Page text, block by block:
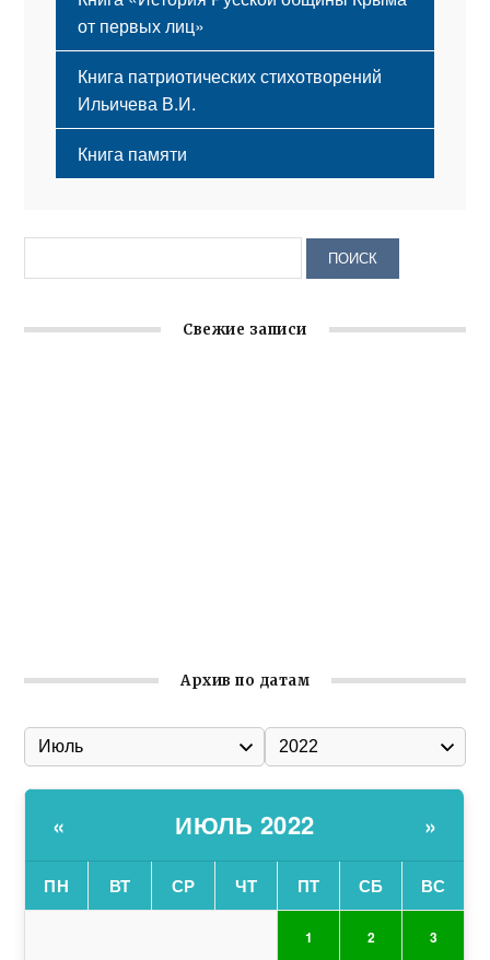
от первых лиц»
Книга патриотических стихотворений
Ильичева В.И.
Книга памяти
Свежие записи
Архив по датам
« ИЮЛЬ 2022 »
ПН ВТ СР ЧТ ПТ СБ ВС
1 2 3